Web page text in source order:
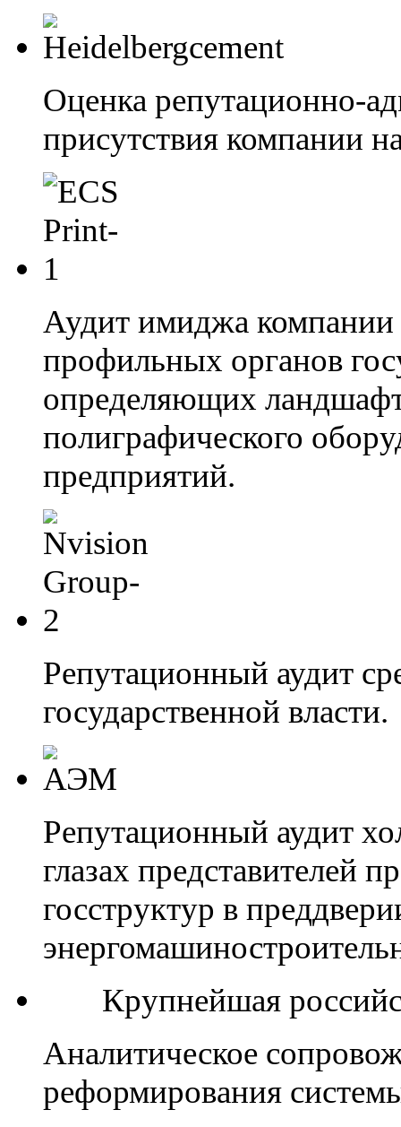
Оценка репутационно-
присутствия компании
Аудит имиджа компании
профильных органов
определяющих
полиграфического
предприятий.
Репутационный аудит
государственной власти.
Репутационный аудит
глазах представителей
госструктур в
Крупнейшая
Аналитическое
реформирования